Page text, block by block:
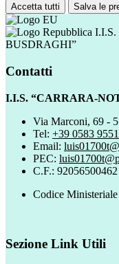
Accetta tutti Salva le
BUSDRAGHI”
Contatti
I.I.S. “CARRARA-
Via Marconi, 69 -
Tel: +39 0583
Email:
PEC:
C.F.: 92056500462
Codice
Sezione Link Utili